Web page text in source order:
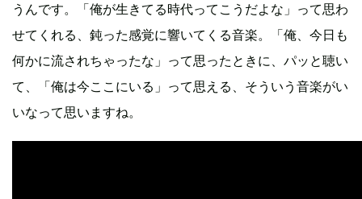
うんです。「俺が生きてる時代ってこうだよな」って思わ
せてくれる、鈍った感覚に響いてくる音楽。「俺、今日も
何かに流されちゃったな」って思ったときに、パッと聴い
て、「俺は今ここにいる」って思える、そういう音楽がい
いなって思いますね。